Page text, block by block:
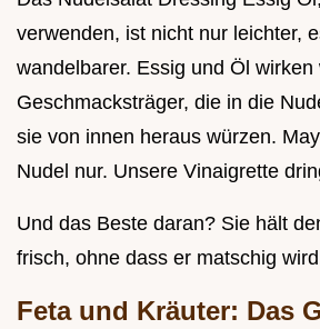
verwenden, ist nicht nur leichter,
wandelbarer. Essig und Öl wirken
Geschmacksträger, die in die
sie von innen heraus würzen.
Nudel nur. Unsere Vinaigrette
Und das Beste daran? Sie hält
frisch, ohne dass er matschig
Feta und Kräuter: Das